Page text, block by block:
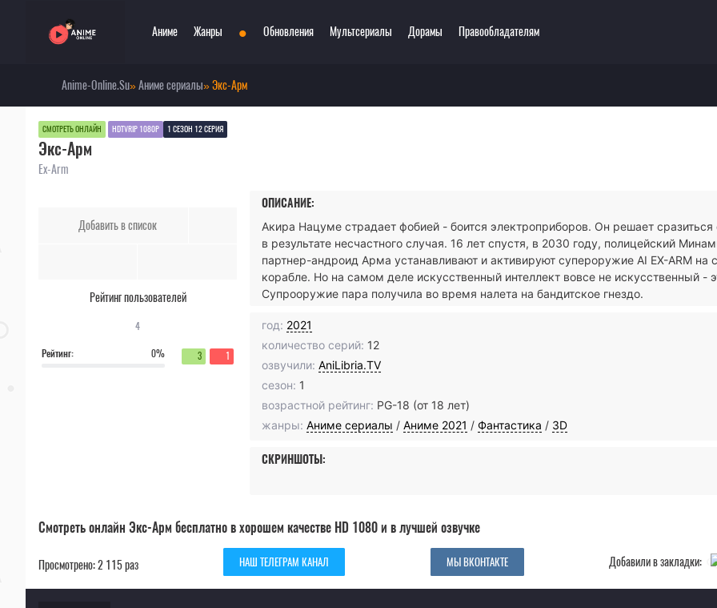
Аниме
Сериалы
Фильмы
Жанры
Боевые искусства
Война
Приключения
Фэнтези
Школа
Игры
Этти
Демоны
Экшен
Сверхъестественное
• Обновления Мультсериалы Дорамы Правообладателям
Anime-Online.Su»Аниме сериалы» Экс-Арм
СМОТРЕТЬ ОНЛАЙН HDTVRIP 1080P 1 СЕЗОН 12 СЕРИЯ
Экс-Арм
Ex-Arm
Добавить в список
Рейтинг пользователей
4
Рейтинг: 0% 3 1
ОПИСАНИЕ:
Акира Нацуме страдает фобией - боится электроприборов. Он решает сразиться
в результате несчастного случая. 16 лет спустя, в 2030 году, полицейский
партнер-андроид Арма устанавливают и активируют супероружие AI EX-ARM на
корабле. Но на самом деле искусственный интеллект вовсе не искусственный -
Супрооружие пара получила во время налета на бандитское гнездо.
год: 2021
количество серий: 12
озвучили: AniLibria.TV
сезон: 1
возрастной рейтинг: PG-18 (от 18 лет)
жанры: Аниме сериалы / Аниме 2021 / Фантастика / 3D
СКРИНШОТЫ:
Смотреть онлайн Экс-Арм бесплатно в хорошем качестве HD 1080 и в лучшей озвучке
Просмотрено: 2 115 раз НАШ ТЕЛЕГРАМ КАНАЛ МЫ ВКОНТАКТЕ Добавили в закладки: